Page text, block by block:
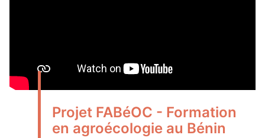
Projet FABéOC - Formation
en agroécologie au Bénin